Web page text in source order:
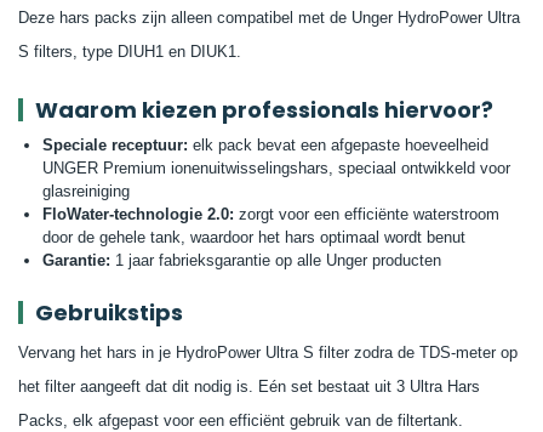
Deze hars packs zijn alleen compatibel met de Unger HydroPower Ultra
S filters, type DIUH1 en DIUK1.
Waarom kiezen professionals hiervoor?
Speciale receptuur: elk pack bevat een afgepaste hoeveelheid
UNGER Premium ionenuitwisselingshars, speciaal ontwikkeld voor
glasreiniging
FloWater-technologie 2.0: zorgt voor een efficiënte waterstroom
door de gehele tank, waardoor het hars optimaal wordt benut
Garantie: 1 jaar fabrieksgarantie op alle Unger producten
Gebruikstips
Vervang het hars in je HydroPower Ultra S filter zodra de TDS-meter op
het filter aangeeft dat dit nodig is. Eén set bestaat uit 3 Ultra Hars
Packs, elk afgepast voor een efficiënt gebruik van de filtertank.